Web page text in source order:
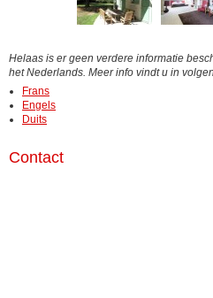
Helaas is er geen verdere informatie
het Nederlands. Meer info vindt u in
Frans
Engels
Duits
Contact